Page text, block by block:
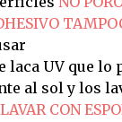
laca UV que lo
al sol y los
LAVAR CON